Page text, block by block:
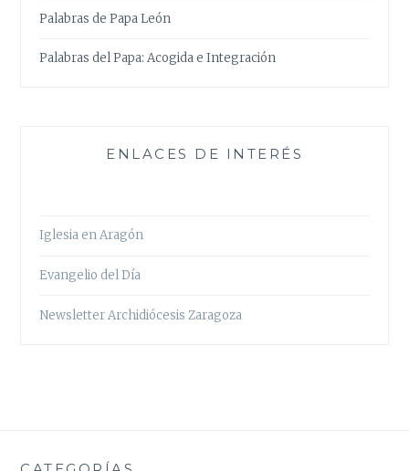
Palabras de Papa León
Palabras del Papa: Acogida e Integración
ENLACES DE INTERÉS
Iglesia en Aragón
Evangelio del Día
Newsletter Archidiócesis Zaragoza